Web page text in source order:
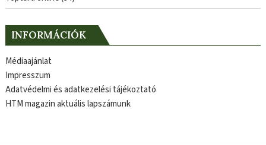
INFORMÁCIÓK
Médiaajánlat
Impresszum
Adatvédelmi és adatkezelési tájékoztató
HTM magazin aktuális lapszámunk